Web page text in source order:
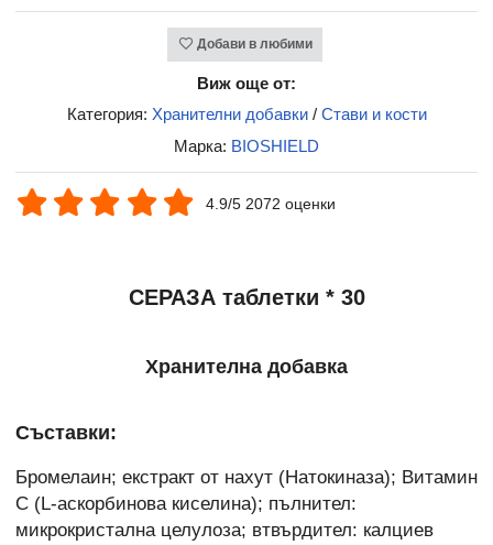
Добави в любими
Виж още от:
Категория: Хранителни добавки/ Стави и кости
Марка: BIOSHIELD
4.9/5 2072 оценки
СЕРАЗА таблетки * 30
Хранителна добавка
Съставки:
Бромелаин; екстракт от нахут (Натокиназа); Витамин
C (L-аскорбинова киселина); пълнител:
микрокристална целулоза; втвърдител: калциев